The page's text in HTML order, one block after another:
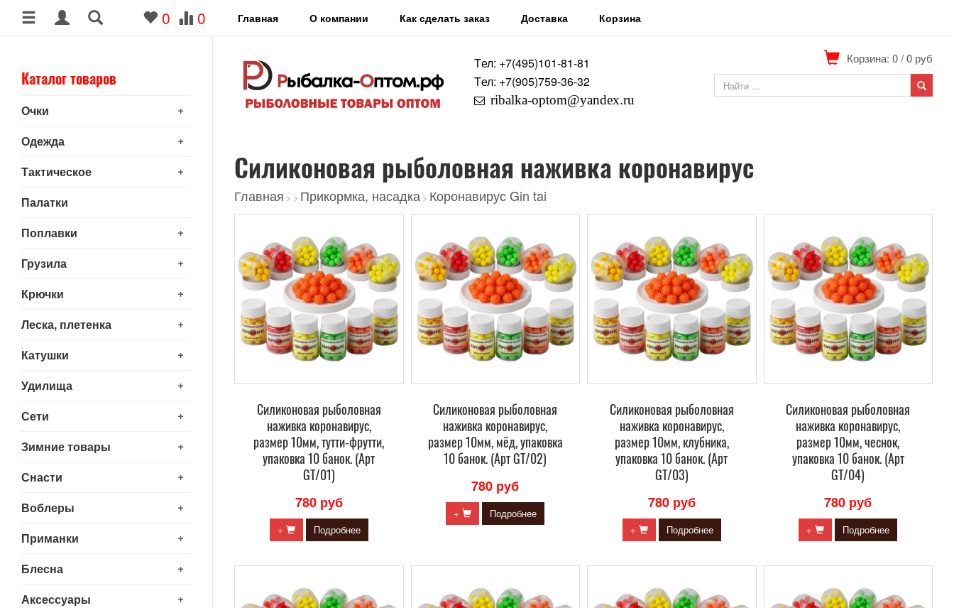
0 0 Главная О компании Как сделать заказ Доставка Корзина
Каталог товаров
+
Очки
+
Одежда
+
Тактическое
Палатки
+
Поплавки
+
Грузила
+
Крючки
+
Леска, плетенка
+
Катушки
+
Удилища
+
Сети
+
Зимние товары
+
Снасти
+
Воблеры
+
Приманки
+
Блесна
+
Аксессуары
Tел: +7(495)101-81-81
Tел: +7(905)759-36-32
ribalka-optom@yandex.ru
Корзина: 0/0 руб
Силиконовая рыболовная наживка коронавирус
Главная > > Прикормка, насадка > Коронавирус Gin tai
Силиконовая рыболовная
наживка коронавирус,
размер 10мм, тутти-фрутти,
упаковка 10 банок. (Арт
GT/01)
780 руб
+ Подробнее
Силиконовая рыболовная
наживка коронавирус,
размер 10мм, мёд, упаковка
10 банок. (Арт GT/02)
780 руб
+ Подробнее
Силиконовая рыболовная
наживка коронавирус,
размер 10мм, клубника,
упаковка 10 банок. (Арт
GT/03)
780 руб
+ Подробнее
Силиконовая рыболовная
наживка коронавирус,
размер 10мм, чеснок,
упаковка 10 банок. (Арт
GT/04)
780 руб
+ Подробнее